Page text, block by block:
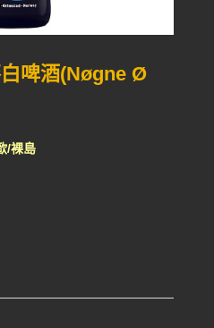
啤酒(Nøgne Ø
/裸島